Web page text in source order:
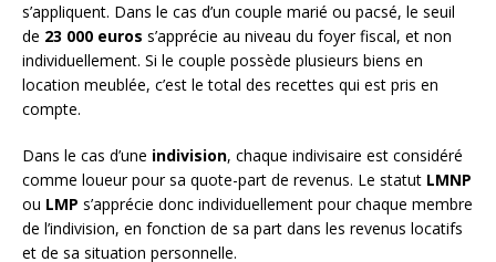
s’appliquent. Dans le cas d’un couple marié ou pacsé, le seuil
de 23 000 euros s’apprécie au niveau du foyer fiscal, et non
individuellement. Si le couple possède plusieurs biens en
location meublée, c’est le total des recettes qui est pris en
compte.
Dans le cas d’une indivision, chaque indivisaire est considéré
comme loueur pour sa quote-part de revenus. Le statut LMNP
ou LMP s’apprécie donc individuellement pour chaque membre
de l’indivision, en fonction de sa part dans les revenus locatifs
et de sa situation personnelle.